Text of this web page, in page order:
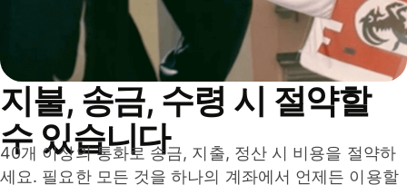
지불, 송금, 수령 시 절약할
수 있습니다
40개 이상의 통화로 송금, 지출, 정산 시 비용을 절약하
세요. 필요한 모든 것을 하나의 계좌에서 언제든 이용할